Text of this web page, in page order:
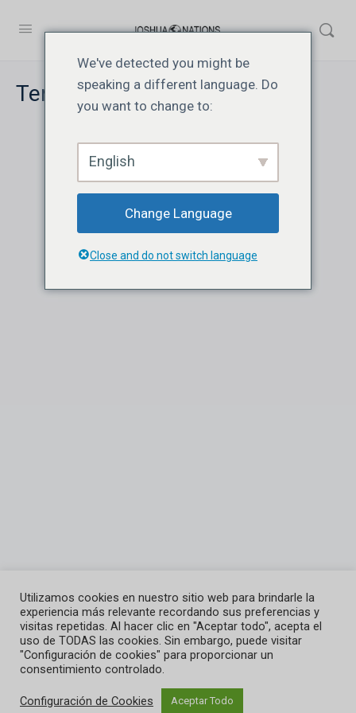
Terms of Service
Centro de Entrenamiento Bíblico On line Josué Para Las Naciones
© 2026 - Joshua Natons LMS
Utilizamos cookies en nuestro sitio web para brindarle la
experiencia más relevante recordando sus preferencias y
visitas repetidas. Al hacer clic en "Aceptar todo", acepta el
uso de TODAS las cookies. Sin embargo, puede visitar
"Configuración de cookies" para proporcionar un
consentimiento controlado.
Configuración de Cookies Aceptar Todo
We've detected you might be
speaking a different language. Do
you want to change to:
English
Change Language
Close and do not switch language